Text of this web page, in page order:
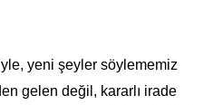
yeni şeyler söylememiz
gelen değil, kararlı irade